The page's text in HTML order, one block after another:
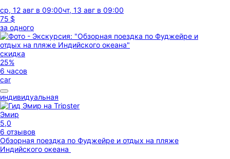
ср, 12 авг в 09:00чт, 13 авг в 09:00
75 $
за одного
скидка
25%
6 часов
car
индивидуальная
Эмир
5,0
6 отзывов
Обзорная поездка по Фуджейре и отдых на пляже
Индийского океана